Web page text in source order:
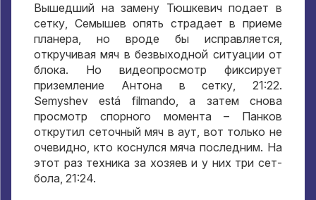
Вышедший на замену Тюшкевич подает в
сетку, Семышев опять страдает в приеме
планера, но вроде бы исправляется,
откручивая мяч в безвыходной ситуации от
блока. Но видеопросмотр фиксирует
приземление Антона в сетку, 21:22.
Semyshev está filmando,а затем снова
просмотр спорного момента – Панков
открутил сеточный мяч в аут, вот только не
очевидно, кто коснулся мяча последним. На
этот раз техника за хозяев и у них три сет-
бола, 21:24.